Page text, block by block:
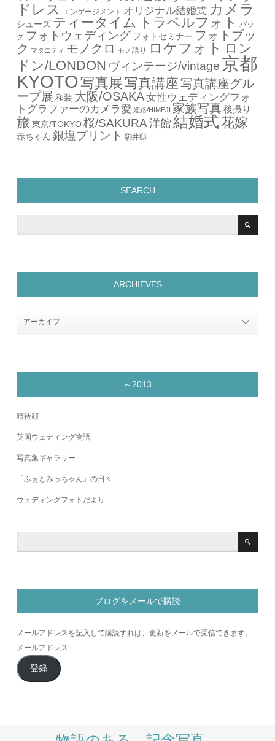
ドレス エンゲージメント オリジナル結婚式 カメラ
シューズ ティータイム トラベルフォト
バッ
グ フォトウェディング フォトセミナー フォトブッ
ク マタニティ モノクロ モノ語り ロケフォト ロン
ドン/LONDON ヴィンテージ/vintage 京都
KYOTO 写真展 写真講座写真講座グル
ープ展 和装 大阪/OSAKA女性ウェディングフォ
トグラファーのカメラ愛 姫路/HIMEJI 家族写真 後撮り
旅 東京/TOKYO 桜/SAKURA 洋館 結婚式花嫁
赤ちゃん 銀塩プリント 駒井邸
SEARCH
ARCHIEVES
～2013
晴待顔
英国ウェディング物語
写真集ギャラリー
「ふぉとみっちゃん」の日々
ウェディングフォトだより
ブログをメールで購読
メールアドレスを記入して購読すれば、更新をメールで受信できます。
メ
ー
ル
登録